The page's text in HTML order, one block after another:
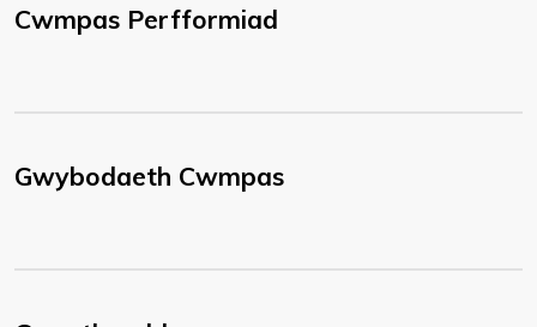
Cwmpas Perfformiad
Gwybodaeth Cwmpas